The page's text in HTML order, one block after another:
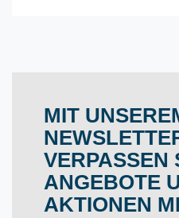
MIT
VERPASSEN
ANGEBOTE
AKTIONEN